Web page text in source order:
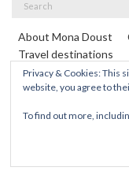
About Mona Doust
Travel destinations
Privacy & Cookies: This
website, you agree to
To find out more,